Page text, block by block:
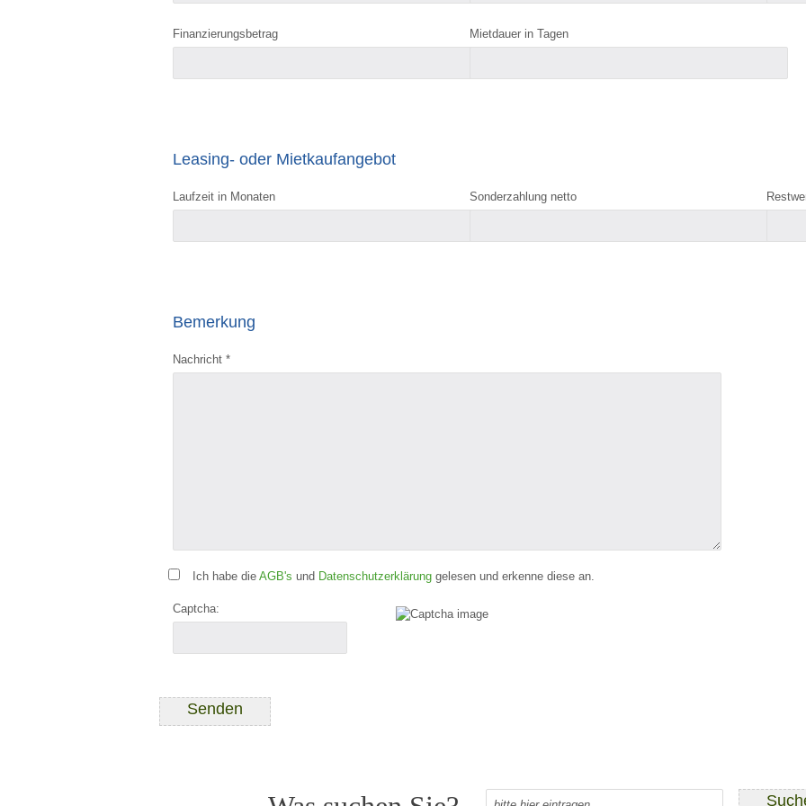
Finanzierungsbetrag Mietdauer in Tagen
Leasing- oder Mietkaufangebot
Laufzeit in Monaten Sonderzahlung netto
Bemerkung
Nachricht *
Ich habe die AGB's und Datenschutzerklärung gelesen und erkenne diese an.
Captcha: